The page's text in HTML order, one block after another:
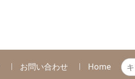
お問い合わせ Home